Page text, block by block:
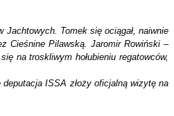
Jachtowych. Tomek się ociągał, naiwnie
Cieśnine Pilawską. Jaromir Rowiński –
na troskliwym hołubieniu regatowców,
ISSA złoży oficjalną wizytę na